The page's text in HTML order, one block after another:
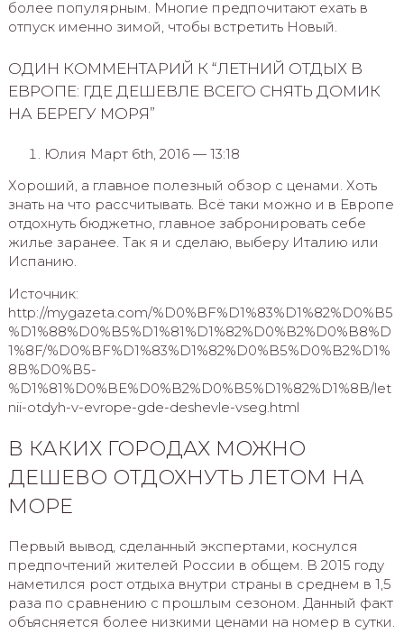
более популярным. Многие предпочитают ехать в
отпуск именно зимой, чтобы встретить Новый.
ОДИН КОММЕНТАРИЙ К “ЛЕТНИЙ ОТДЫХ В
ЕВРОПЕ: ГДЕ ДЕШЕВЛЕ ВСЕГО СНЯТЬ ДОМИК
НА БЕРЕГУ МОРЯ”
Юлия Март 6th, 2016 — 13:18
Хороший, а главное полезный обзор с ценами. Хоть
знать на что рассчитывать. Всё таки можно и в Европе
отдохнуть бюджетно, главное забронировать себе
жилье заранее. Так я и сделаю, выберу Италию или
Испанию.
Источник:
http://mygazeta.com/%D0%BF%D1%83%D1%82%D0%B5
%D1%88%D0%B5%D1%81%D1%82%D0%B2%D0%B8%D
1%8F/%D0%BF%D1%83%D1%82%D0%B5%D0%B2%D1%
8B%D0%B5-
%D1%81%D0%BE%D0%B2%D0%B5%D1%82%D1%8B/let
nii-otdyh-v-evrope-gde-deshevle-vseg.html
В КАКИХ ГОРОДАХ МОЖНО
ДЕШЕВО ОТДОХНУТЬ ЛЕТОМ НА
МОРЕ
Первый вывод, сделанный экспертами, коснулся
предпочтений жителей России в общем. В 2015 году
наметился рост отдыха внутри страны в среднем в 1,5
раза по сравнению с прошлым сезоном. Данный факт
объясняется более низкими ценами на номер в сутки.